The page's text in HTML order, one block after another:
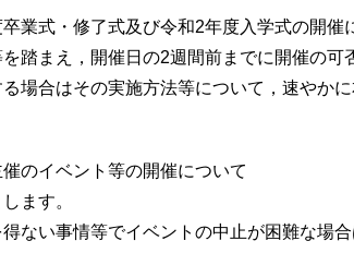
卒業式・修了式及び令和2年度入学式の開催
踏まえ，開催日の2週間前までに開催の可
場合はその実施方法等について，速やか
のイベント等の開催について
ます。
ない事情等でイベントの中止が困難な場